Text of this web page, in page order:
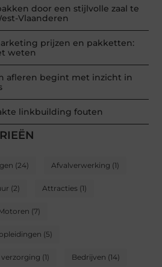
door een stijlvolle zaal te
Vlaanderen
prijzen en pakketten:
weten
afleren begint met inzicht in
linkbuilding fouten
(24) Afvalverwerking (1)
(2) Attracties (1)
(7)
(5)
(1) Bedrijven (14)